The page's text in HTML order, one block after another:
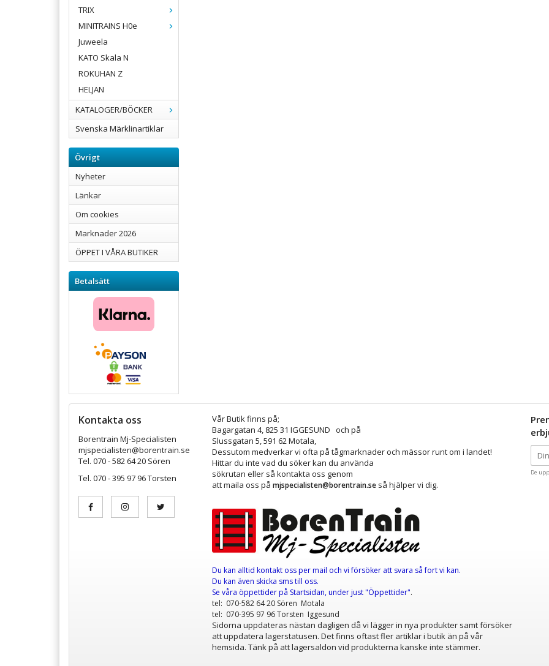
TRIX
MINITRAINS H0e
Juweela
KATO Skala N
ROKUHAN Z
HELJAN
KATALOGER/BÖCKER
Svenska Märklinartiklar
Övrigt
Nyheter
Länkar
Om cookies
Marknader 2026
ÖPPET I VÅRA BUTIKER
Betalsätt
Kontakta oss
Borentrain Mj-Specialisten
mjspecialisten@borentrain.se
Tel. 070 - 582 64 20 Sören
Tel. 070 - 395 97 96 Torsten
Vår Butik finns på;
Bagargatan 4, 825 31 IGGESUND och på
Slussgatan 5, 591 62 Motala,
Dessutom medverkar vi ofta på tågmarknader och mässor runt om i landet!
Hittar du inte vad du söker kan du använda
sökrutan eller så kontakta oss genom
att maila oss på mjspecialisten@borentrain.se så hjälper vi dig.
Du kan alltid kontakt oss per mail och vi försöker att svara så fort vi kan.
Du kan även skicka sms till oss.
Se våra öppettiderpå Startsidan, under just "Öppettider".
tel: 070-582 64 20 Sören Motala
tel: 070-395 97 96 Torsten Iggesund
Sidorna uppdateras nästan dagligen då vi lägger in nya produkter samt försöker
att uppdatera lagerstatusen. Det finns oftast fler artiklar i butik än på vår
hemsida. Tänk på att lagersaldon vid produkterna kanske inte stämmer.
De